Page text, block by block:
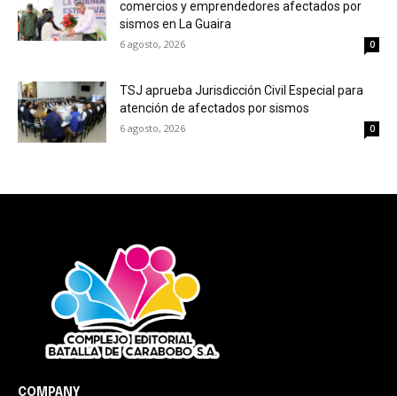
comercios y emprendedores afectados por
sismos en La Guaira
6 agosto, 2026 0
TSJ aprueba Jurisdicción Civil Especial para
atención de afectados por sismos
6 agosto, 2026 0
COMPANY